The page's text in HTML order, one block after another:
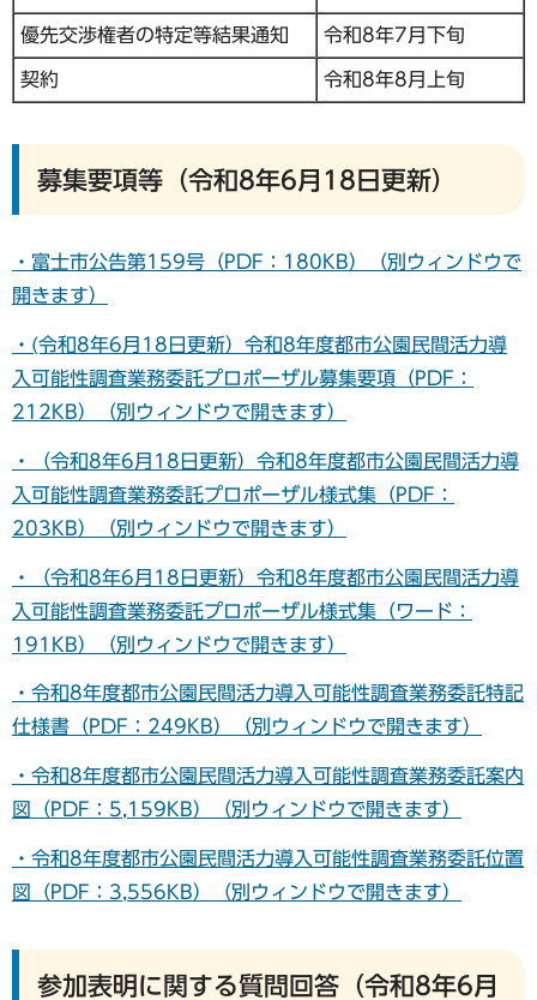
優先交渉権者の特定等結果通知 令和8年7月下旬
契約 令和8年8月上旬
募集要項等（令和8年6月18日更新）
・富士市公告第159号（PDF：180KB）（別ウィンドウで
開きます）
・(令和8年6月18日更新）令和8年度都市公園民間活力導
入可能性調査業務委託プロポーザル募集要項（PDF：
212KB）（別ウィンドウで開きます）
・（令和8年6月18日更新）令和8年度都市公園民間活力導
入可能性調査業務委託プロポーザル様式集（PDF：
203KB）（別ウィンドウで開きます）
・（令和8年6月18日更新）令和8年度都市公園民間活力導
入可能性調査業務委託プロポーザル様式集（ワード：
191KB）（別ウィンドウで開きます）
・令和8年度都市公園民間活力導入可能性調査業務委託特記
仕様書（PDF：249KB）（別ウィンドウで開きます）
・令和8年度都市公園民間活力導入可能性調査業務委託案内
図（PDF：5,159KB）（別ウィンドウで開きます）
・令和8年度都市公園民間活力導入可能性調査業務委託位置
図（PDF：3,556KB）（別ウィンドウで開きます）
参加表明に関する質問回答（令和8年6月